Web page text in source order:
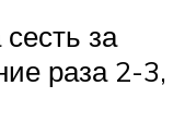
за
раза 2-3,